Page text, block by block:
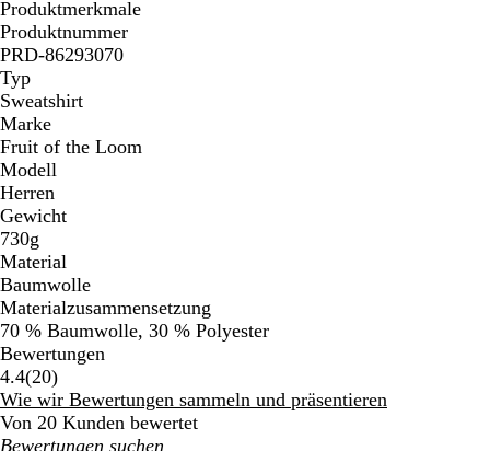
Produktmerkmale
Produktnummer
PRD-86293070
Typ
Sweatshirt
Marke
Fruit of the Loom
Modell
Herren
Gewicht
730g
Material
Baumwolle
Materialzusammensetzung
70 % Baumwolle, 30 % Polyester
Bewertungen
4.4(2020
Bewertungen
)
Wie wir Bewertungen sammeln und präsentieren
Von 20 Kunden bewertet
Meine